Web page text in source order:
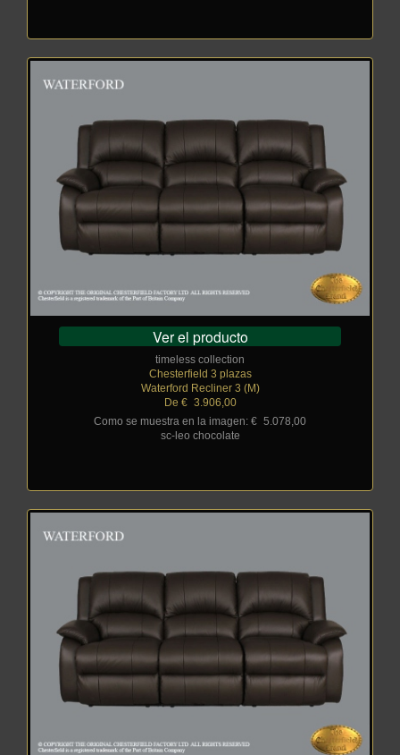
Ver el producto
timeless collection
Chesterfield 3 plazas
Waterford Recliner 3 (M)
De €_ 3.906,00
Como se muestra en la imagen: € 5.078,00
sc-leo chocolate